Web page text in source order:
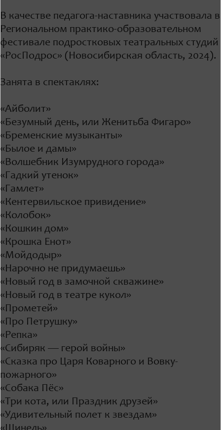
В качестве педагога-наставника участвовала в
Региональном практико-образовательном
фестивале подростковых театральных студий
«РосПодрос» (Новосибирская область, 2024).
Занята в спектаклях:
«Айболит»
«Безумный день, или Женитьба Фигаро»
«Бременские музыканты»
«Былое и дамы»
«Волшебник Изумрудного города»
«Гадкий утенок»
«Гамлет»
«Кентервильское привидение»
«Колобок»
«Кошкин дом»
«Крошка Енот»
«Мойдодыр»
«Нарочно не придумаешь»
«Новый год в замочной скважине»
«Новый год в театре кукол»
«Прометей»
«Про Петрушку»
«Репка»
«Сибиряк — герой войны»
«Сказка про Царя Коварного и Вовку-
пожарного»
«Собака Пёс»
«Три кота, или Праздник друзей»
«Удивительный полет к звездам»